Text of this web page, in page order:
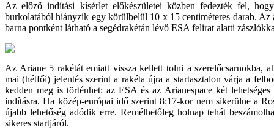
Az előző indítási kísérlet előkészületei közben fedezték fel,
burkolatából hiányzik egy körülbelül 10 x 15 centiméteres darab. Az
barna pontként látható a segédrakétán lévő ESA felirat alatti
Az Ariane 5 rakétát emiatt vissza kellett tolni a szerelőcsarnokba,
mai (hétfői) jelentés szerint a rakéta újra a startasztalon várja a
kedden meg is történhet: az ESA és az Arianespace két
indításra. Ha közép-európai idő szerint 8:17-kor nem sikerülne a
újabb lehetőség adódik erre. Remélhetőleg holnap tehát
sikeres startjáról.